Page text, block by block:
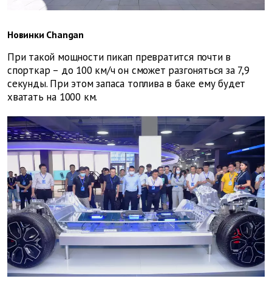
Новинки Changan
При такой мощности пикап превратится почти в
спорткар – до 100 км/ч он сможет разгоняться за 7,9
секунды. При этом запаса топлива в баке ему будет
хватать на 1000 км.